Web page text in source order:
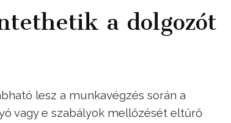
a dolgozót
lesz a munkavégzés során a
vagy e szabályok mellőzését eltűrő